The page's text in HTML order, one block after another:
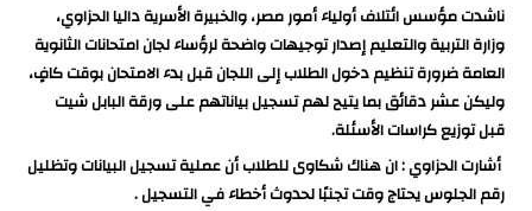
ناشدت مؤسس ائتلاف أولياء أمور مصر، والخبيرة الأسرية داليا الحزاوي،
وزارة التربية والتعليم إصدار توجيهات واضحة لرؤساء لجان امتحانات الثانوية
العامة ضرورة تنظيم دخول الطلاب إلى اللجان قبل بدء الامتحان بوقت كافٍ،
وليكن عشر دقائق بما يتيح لهم تسجيل بياناتهم على ورقة البابل شيت
قبل توزيع كراسات الأسئلة.
أشارت الحزاوي : ان هناك شكاوى للطلاب أن عملية تسجيل البيانات وتظليل
رقم الجلوس يحتاج وقت تجنبًا لحدوث أخطاء في التسجيل .